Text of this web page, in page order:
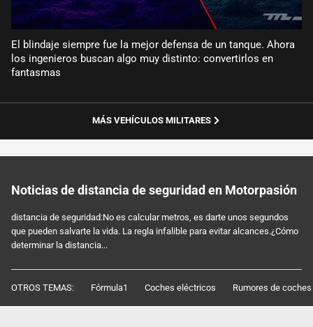
El blindaje siempre fue la mejor defensa de un tanque. Ahora
los ingenieros buscan algo muy distinto: convertirlos en
fantasmas
MÁS VEHÍCULOS MILITARES
Noticias de distancia de seguridad en Motorpasión
distancia de seguridad:No es calcular metros, es darte unos segundos
que pueden salvarte la vida. La regla infalible para evitar alcances.¿Cómo
determinar la distancia...
OTROS TEMAS: Fórmula1 Coches eléctricos Rumores de coches